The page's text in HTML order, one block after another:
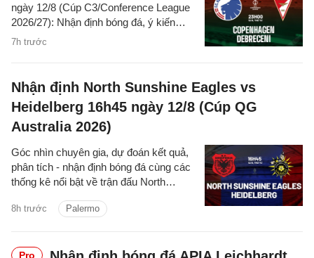
7h trước
ngày 12/8 (Cúp C3/Conference League
2026/27): Nhận định bóng đá, ý kiến
chuyên gia, dự đoán kết quả, phân tích -
Nhận định North Sunshine Eagles vs
Heidelberg 16h45 ngày 12/8 (Cúp QG
Australia 2026)
8h trước Palermo
Góc nhìn chuyên gia, dự đoán kết quả,
phân tích - nhận định bóng đá cùng các
thống kê nổi bật về trận đấu North
quốc gia Australia hôm nay.
Pro